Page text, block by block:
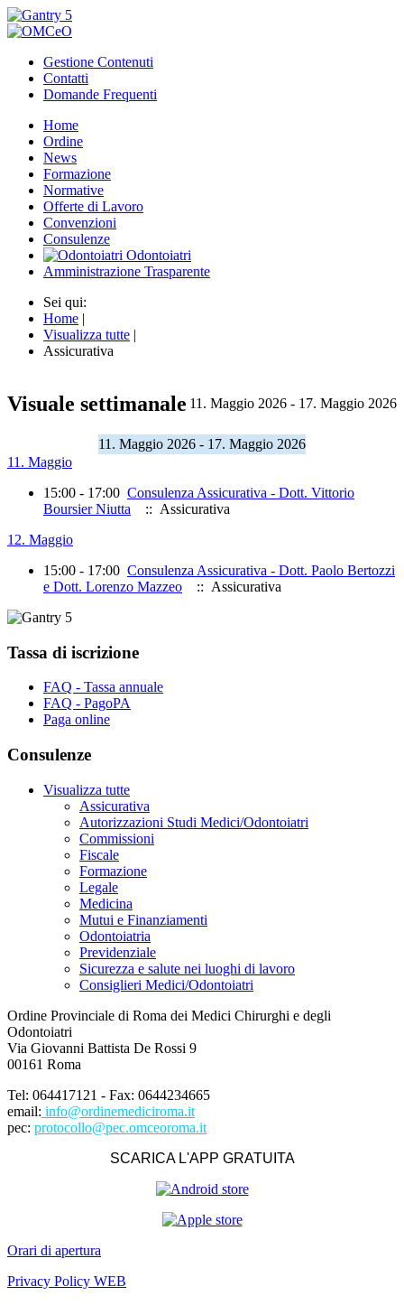
Gestione Contenuti
Contatti
Domande Frequenti
Home
Ordine
News
Formazione
Normative
Offerte di Lavoro
Convenzioni
Consulenze
Odontoiatri
Amministrazione Trasparente
Sei qui:
Home |
Visualizza tutte |
Assicurativa
Visuale settimanale 11. Maggio 2026 - 17. Maggio 2026
11. Maggio 2026 - 17. Maggio 2026
11. Maggio
15:00 - 17:00 Consulenza Assicurativa - Dott. Vittorio
Boursier Niutta
:: Assicurativa
12. Maggio
15:00 - 17:00 Consulenza Assicurativa - Dott. Paolo Bertozzi
e Dott. Lorenzo Mazzeo
:: Assicurativa
Tassa di iscrizione
FAQ - Tassa annuale
FAQ - PagoPA
Paga online
Consulenze
Visualizza tutte
Assicurativa
Autorizzazioni Studi Medici/Odontoiatri
Commissioni
Fiscale
Formazione
Legale
Medicina
Mutui e Finanziamenti
Odontoiatria
Previdenziale
Sicurezza e salute nei luoghi di lavoro
Consiglieri Medici/Odontoiatri
Ordine Provinciale di Roma dei Medici Chirurghi e degli
Odontoiatri
Via Giovanni Battista De Rossi 9
00161 Roma
Tel: 064417121 - Fax: 0644234665
email: info@ordinemediciroma.it
pec: protocollo@pec.omceoroma.it
SCARICA L'APP GRATUITA
Orari di apertura
Privacy Policy WEB